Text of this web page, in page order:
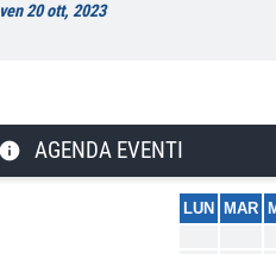
ven 20 ott, 2023
AGENDA EVENTI
LUN MAR